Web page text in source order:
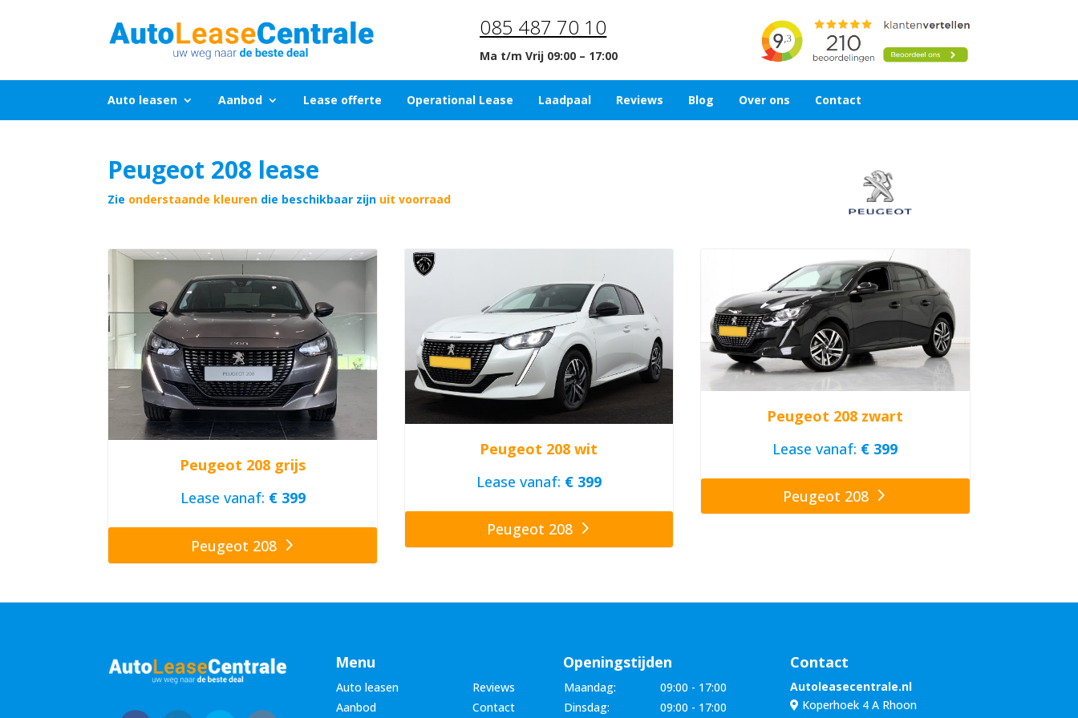
085 487 70 10
Ma t/m Vrij 09:00 – 17:00
Auto leasen Aanbod Lease offerte Operational Lease Laadpaal Reviews Blog Over ons Contact
Peugeot 208 lease
Zie onderstaande kleuren die beschikbaar zijn uit voorraad
Peugeot 208 grijs
Lease vanaf: € 399
Peugeot 208
Peugeot 208 wit
Lease vanaf: € 399
Peugeot 208
Peugeot 208 zwart
Lease vanaf: € 399
Peugeot 208
Menu
Auto leasen
Reviews
Aanbod
Contact
Openingstijden
Maandag:
09:00 - 17:00
Dinsdag:
09:00 - 17:00
Contact
Autoleasecentrale.nl
Koperhoek 4 A Rhoon